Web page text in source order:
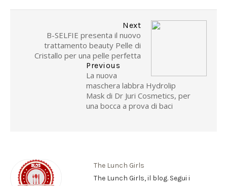
Next
B-SELFIE presenta il nuovo
trattamento beauty Pelle di
Cristallo per una pelle perfetta
Previous
La nuova
maschera labbra Hydrolip
Mask di Dr Juri Cosmetics, per
una bocca a prova di baci
The Lunch Girls
The Lunch Girls, il blog. Segui i